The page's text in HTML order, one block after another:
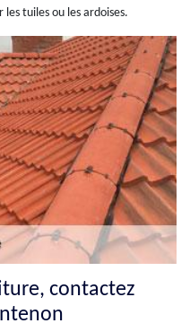
tuiles ou les ardoises.
contactez